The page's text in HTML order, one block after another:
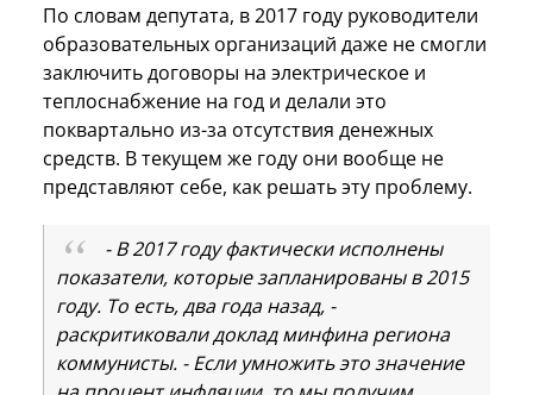
По словам депутата, в 2017 году руководители
образовательных организаций даже не смогли
заключить договоры на электрическое и
теплоснабжение на год и делали это
поквартально из-за отсутствия денежных
средств. В текущем же году они вообще не
представляют себе, как решать эту проблему.
- В 2017 году фактически исполнены
показатели, которые запланированы в 2015
году. То есть, два года назад, -
раскритиковали доклад минфина региона
коммунисты. - Если умножить это значение